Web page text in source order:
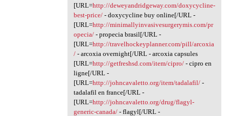
[URL=http://deweyandridgeway.com/doxycycline-
best-price/- doxycycline buy online[/URL -
[URL=http://minimallyinvasivesurgerymis.com/pr
opecia/- propecia brasil[/URL -
[URL=http://travelhockeyplanner.com/pill/arcoxia
/- arcoxia overnight[/URL - arcoxia capsules
[URL=http://getfreshsd.com/item/cipro/- cipro en
ligne[/URL -
[URL=http://johncavaletto.org/item/tadalafil/-
tadalafil en france[/URL -
[URL=http://johncavaletto.org/drug/flagyl-
generic-canada/- flagyl[/URL -